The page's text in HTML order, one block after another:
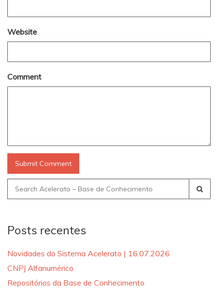
Website
Comment
Search
for:
Posts recentes
Novidades do Sistema Acelerato | 16.07.2026
CNPJ Alfanumérico
Repositórios da Base de Conhecimento